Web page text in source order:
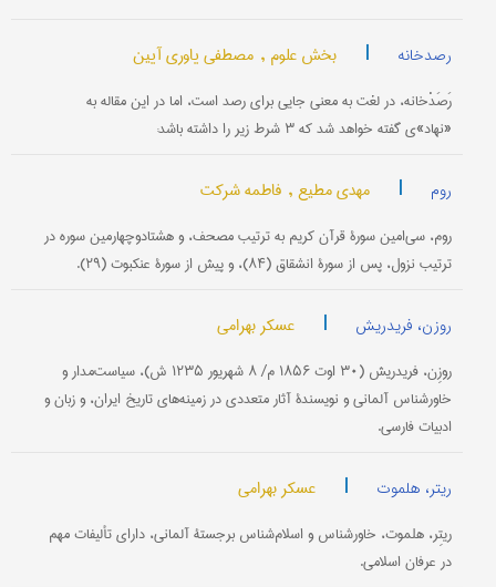
رصدخانه | بخش علوم , مصطفی یاوری آیین
رَصَدْخانه، در لغت به معنی جایی برای رصد است، اما در این مقاله به
«نهاد»ی گفته خواهد شد که ۳ شرط زیر را داشته باشد:
روم | مهدی مطیع , فاطمه شرکت
روم، سی‌امین سورۀ قرآن کریم به ترتیب مصحف، و هشتاد‌وچهارمین سوره در
ترتیب نزول، پس از سورۀ انشقاق (۸۴)، و پیش از سورۀ عنکبوت (۲۹).
روزن، فریدریش | عسکر بهرامی
روزِن، فریدریش (۳۰ اوت ۱۸۵۶ م/ ۸ شهریور ۱۲۳۵ ش)، سیاست‌مدار و
خاورشناس آلمانی و نویسندۀ آثار متعددی در زمینه‌های تاریخ ایران، و زبان و
ادبیات فارسی.
ریتر، هلموت | عسکر بهرامی
ریتِر، هلموت، خاورشناس و اسلام‌شناس برجستۀ آلمانی، دارای تألیفات مهم
در عرفان اسلامی.